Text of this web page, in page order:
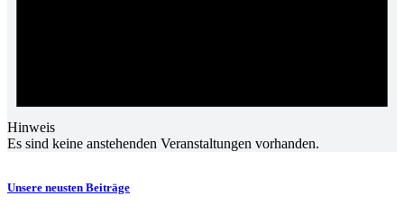
Hinweis
Es sind keine anstehenden Veranstaltungen vorhanden.
Unsere neusten Beiträge